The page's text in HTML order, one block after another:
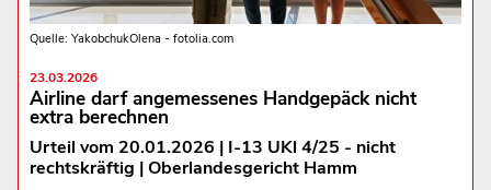
Quelle: YakobchukOlena - fotolia.com
23.03.2026
Airline darf angemessenes Handgepäck nicht
extra berechnen
Urteil vom 20.01.2026 | I-13 UKl 4/25 - nicht
rechtskräftig | Oberlandesgericht Hamm